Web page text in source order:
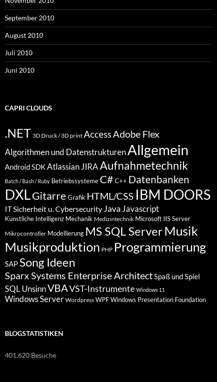
September 2010
August 2010
Juli 2010
Juni 2010
CAPRI CLOUDS
.NET 3D Druck / 3D print AccessAdobe Flex
Algorithmen und DatenstrukturenAllgemein
Android SDKAtlassian JIRAAufnahmetechnik
Batch / Bash / Ruby Betriebssysteme C# C++ Datenbanken
DXLGitarre Grafik HTML/CSS IBM DOORS
IT Sicherheit u. Cybersecurity JavaJavascript
Künstliche Intelligenz Mechanik Medizintechnik Microsoft IIS Server
Mikrocontroller Modellierung MS SQL Server Musik
Musikproduktion PHP Programmierung
SAP Song Ideen
Sparx Systems Enterprise ArchitectSpaß und Spiel
SQL UnsinnVBAVST-Instrumente Windows 11
Windows Server Wordpress WPF Windows Presentation Foundation
BLOGSTATISTIKEN
401.620 Besuche